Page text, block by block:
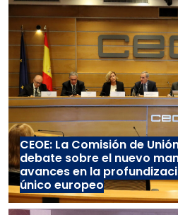
CEOE: La Comisión de
debate sobre el nuevo
avances en la
único europeo